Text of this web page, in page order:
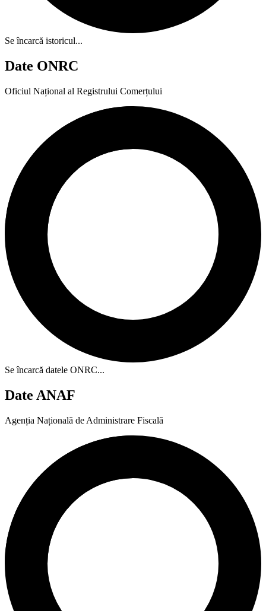
Se încarcă istoricul...
Date ONRC
Oficiul Național al Registrului Comerțului
Se încarcă datele ONRC...
Date ANAF
Agenția Națională de Administrare Fiscală